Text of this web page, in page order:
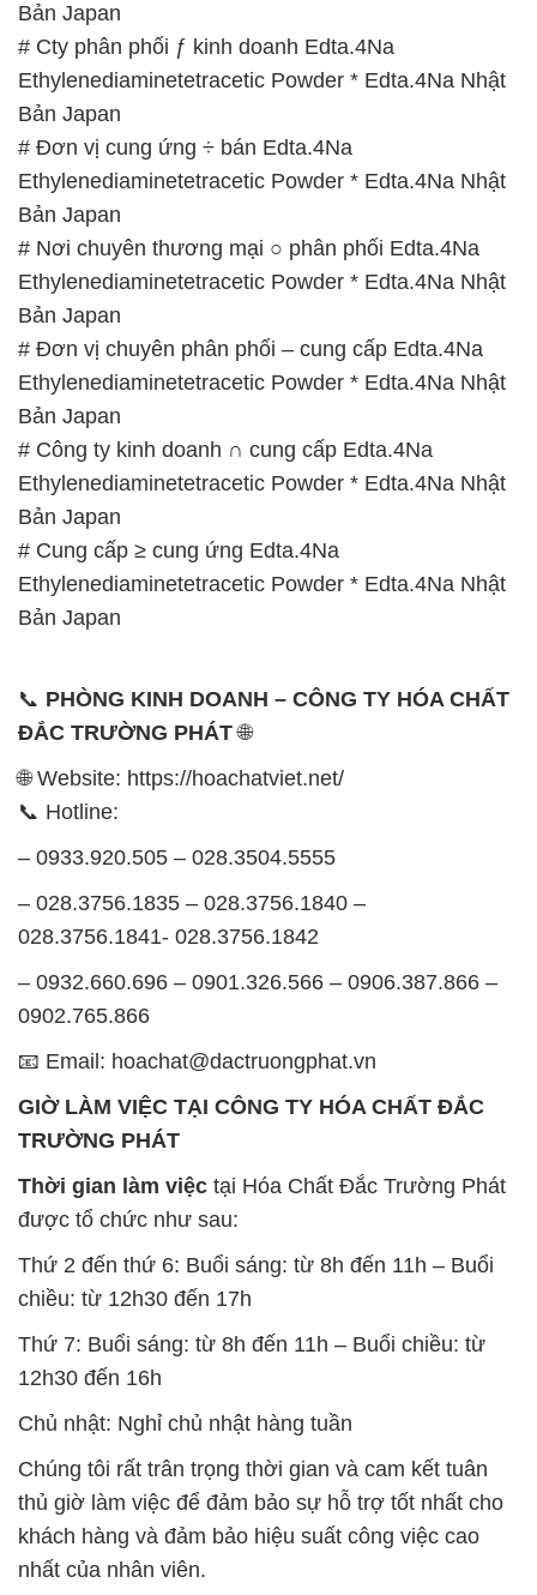
Bản Japan
# Cty phân phối ƒ kinh doanh Edta.4Na
Ethylenediaminetetracetic Powder * Edta.4Na Nhật
Bản Japan
# Đơn vị cung ứng ÷ bán Edta.4Na
Ethylenediaminetetracetic Powder * Edta.4Na Nhật
Bản Japan
# Nơi chuyên thương mại ○ phân phối Edta.4Na
Ethylenediaminetetracetic Powder * Edta.4Na Nhật
Bản Japan
# Đơn vị chuyên phân phối – cung cấp Edta.4Na
Ethylenediaminetetracetic Powder * Edta.4Na Nhật
Bản Japan
# Công ty kinh doanh ∩ cung cấp Edta.4Na
Ethylenediaminetetracetic Powder * Edta.4Na Nhật
Bản Japan
# Cung cấp ≥ cung ứng Edta.4Na
Ethylenediaminetetracetic Powder * Edta.4Na Nhật
Bản Japan
📞 PHÒNG KINH DOANH – CÔNG TY HÓA CHẤT
ĐẮC TRƯỜNG PHÁT🌐
🌐 Website: https://hoachatviet.net/
📞 Hotline:
– 0933.920.505 – 028.3504.5555
– 028.3756.1835 – 028.3756.1840 –
028.3756.1841- 028.3756.1842
– 0932.660.696 – 0901.326.566 – 0906.387.866 –
0902.765.866
📧 Email: hoachat@dactruongphat.vn
GIỜ LÀM VIỆC TẠI CÔNG TY HÓA CHẤT ĐẮC
TRƯỜNG PHÁT
Thời gian làm việc tại Hóa Chất Đắc Trường Phát
được tổ chức như sau:
Thứ 2 đến thứ 6: Buổi sáng: từ 8h đến 11h – Buổi
chiều: từ 12h30 đến 17h
Thứ 7: Buổi sáng: từ 8h đến 11h – Buổi chiều: từ
12h30 đến 16h
Chủ nhật: Nghỉ chủ nhật hàng tuần
Chúng tôi rất trân trọng thời gian và cam kết tuân
thủ giờ làm việc để đảm bảo sự hỗ trợ tốt nhất cho
khách hàng và đảm bảo hiệu suất công việc cao
nhất của nhân viên.